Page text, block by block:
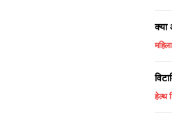
क्या
हेल्थ